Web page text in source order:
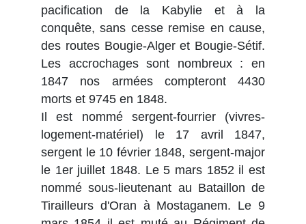
pacification de la Kabylie et à la
conquête, sans cesse remise en cause,
des routes Bougie-Alger et Bougie-Sétif.
Les accrochages sont nombreux : en
1847 nos armées compteront 4430
morts et 9745 en 1848.
Il est nommé sergent-fourrier (vivres-
logement-matériel) le 17 avril 1847,
sergent le 10 février 1848, sergent-major
le 1er juillet 1848. Le 5 mars 1852 il est
nommé sous-lieutenant au Bataillon de
Tirailleurs d'Oran à Mostaganem. Le 9